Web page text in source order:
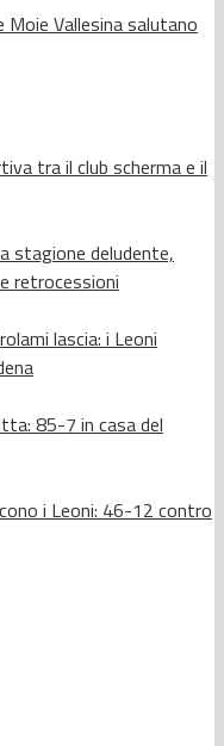
Moie Vallesina salutano
tra il club scherma e il
stagione deludente,
retrocessioni
lascia: i Leoni
85-7 in casa del
i Leoni: 46-12 contro